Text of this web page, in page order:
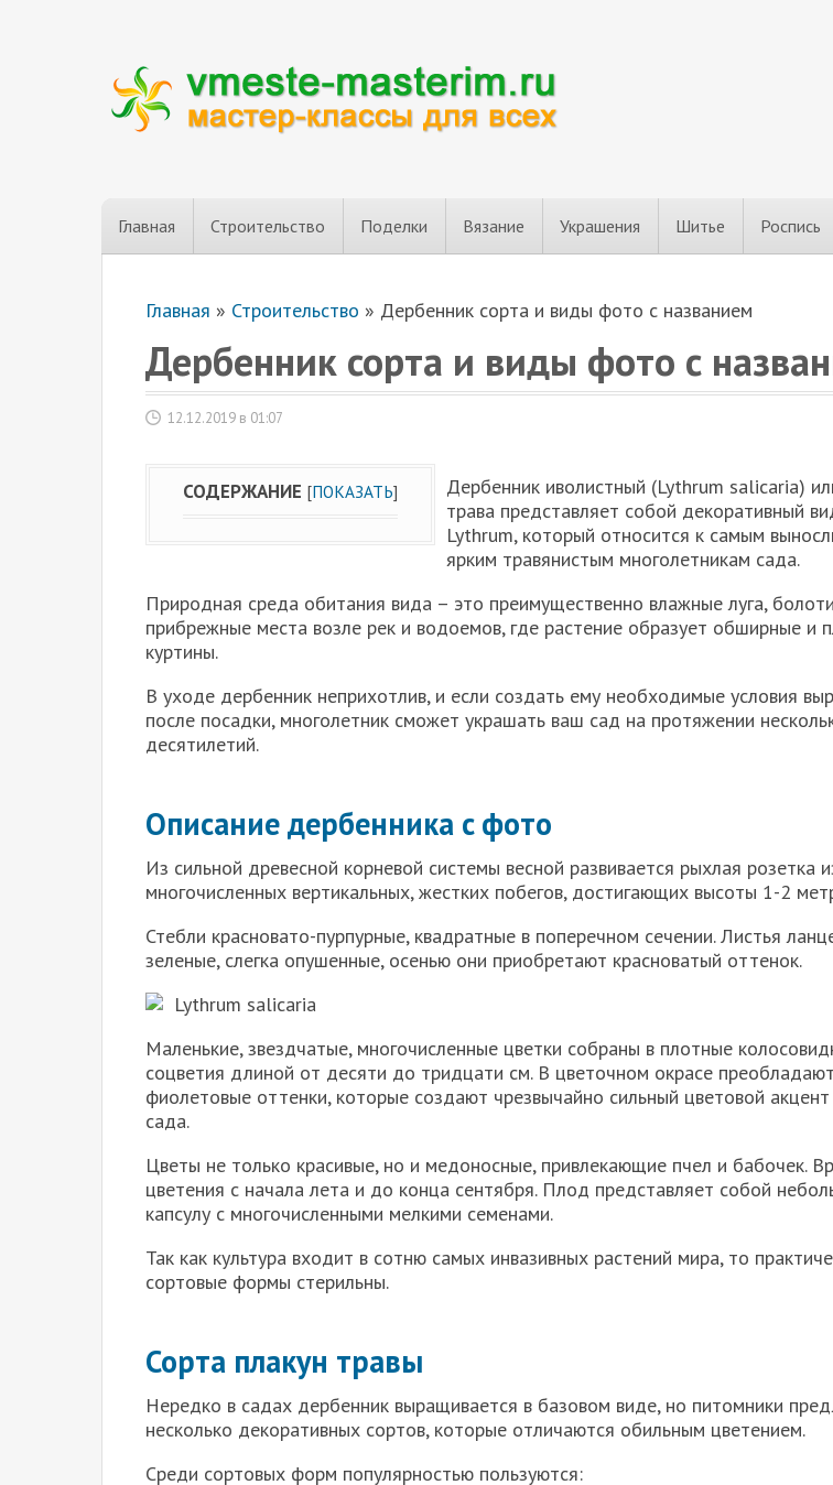
Главная Строительство Поделки Вязание Украшения Шитье Роспись
Главная » Строительство » Дербенник сорта и виды фото с названием
Дербенник сорта и виды фото с
12.12.2019 в 01:07
СОДЕРЖАНИЕ [ПОКАЗАТЬ]
Дербенник иволистный (Lythrum salicaria)
трава представляет собой декоративный
Lythrum, который относится к самым
ярким травянистым многолетникам сада.
Природная среда обитания вида – это преимущественно влажные луга,
прибрежные места возле рек и водоемов, где растение образует обширные и
куртины.
В уходе дербенник неприхотлив, и если создать ему необходимые условия
после посадки, многолетник сможет украшать ваш сад на протяжении
десятилетий.
Описание дербенника c фото
Из сильной древесной корневой системы весной развивается рыхлая розетка
многочисленных вертикальных, жестких побегов, достигающих высоты 1-2
Стебли красновато-пурпурные, квадратные в поперечном сечении. Листья
зеленые, слегка опушенные, осенью они приобретают красноватый оттенок.
Lythrum salicaria
Маленькие, звездчатые, многочисленные цветки собраны в плотные
соцветия длиной от десяти до тридцати см. В цветочном окрасе
фиолетовые оттенки, которые создают чрезвычайно сильный цветовой акцент
сада.
Цветы не только красивые, но и медоносные, привлекающие пчел и бабочек.
цветения с начала лета и до конца сентября. Плод представляет собой
капсулу с многочисленными мелкими семенами.
Так как культура входит в сотню самых инвазивных растений мира, то
сортовые формы стерильны.
Сорта плакун травы
Нередко в садах дербенник выращивается в базовом виде, но питомники
несколько декоративных сортов, которые отличаются обильным цветением.
Среди сортовых форм популярностью пользуются: